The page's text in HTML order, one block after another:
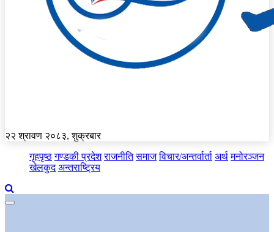
२२ श्रावण २०८३, शुक्रबार
गृहपृष्ठ गण्डकी प्रदेश राजनीति समाज विचार/अन्तर्वार्ता अर्थ मनोरञ्जन
खेलकुद अन्तराष्ट्रिय